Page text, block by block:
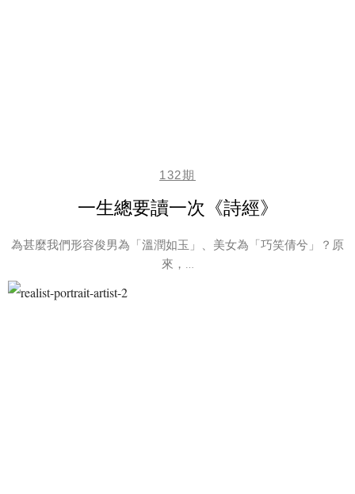
132期
一生總要讀一次《詩經》
為甚麼我們形容俊男為「溫潤如玉」、美女為「巧笑倩兮」？原
來，…